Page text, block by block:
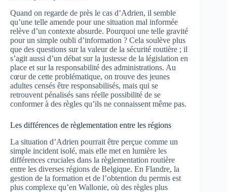
Quand on regarde de près le cas d’Adrien, il semble
qu’une telle amende pour une situation mal informée
relève d’un contexte absurde. Pourquoi une telle gravité
pour un simple oubli d’information ? Cela soulève plus
que des questions sur la valeur de la sécurité routière ; il
s’agit aussi d’un débat sur la justesse de la législation en
place et sur la responsabilité des administrations. Au
cœur de cette problématique, on trouve des jeunes
adultes censés être responsabilisés, mais qui se
retrouvent pénalisés sans réelle possibilité de se
conformer à des règles qu’ils ne connaissent même pas.
Les différences de règlementation entre les régions
La situation d’Adrien pourrait être perçue comme un
simple incident isolé, mais elle met en lumière les
différences cruciales dans la règlementation routière
entre les diverses régions de Belgique. En Flandre, la
gestion de la formation et de l’obtention du permis est
plus complexe qu’en Wallonie, où des règles plus